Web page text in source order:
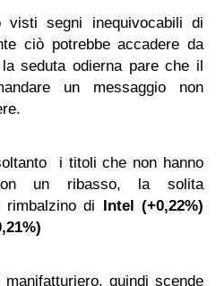
segni inequivocabili di
ciò potrebbe accadere da
seduta odierna pare che il
un messaggio non
i titoli che non hanno
un ribasso, la solita
rimbalzino di Intel (+0,22%)
quindi scende